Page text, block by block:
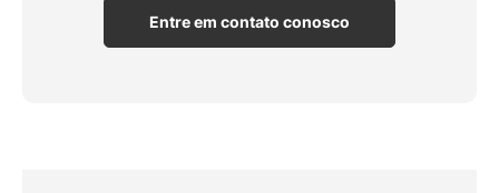
Entre em contato conosco